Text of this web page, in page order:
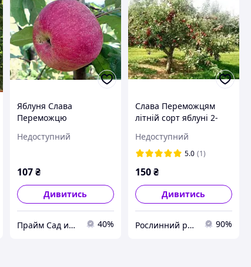
Яблуня Слава
Переможцю
Недоступний
107 ₴
Дивитись
Прайм Сад интернет магазин 40%
Слава Переможцям
літній сорт яблуні 2-
Недоступний
5.0 (1)
150₴
Дивитись
Рослинний рай 90%